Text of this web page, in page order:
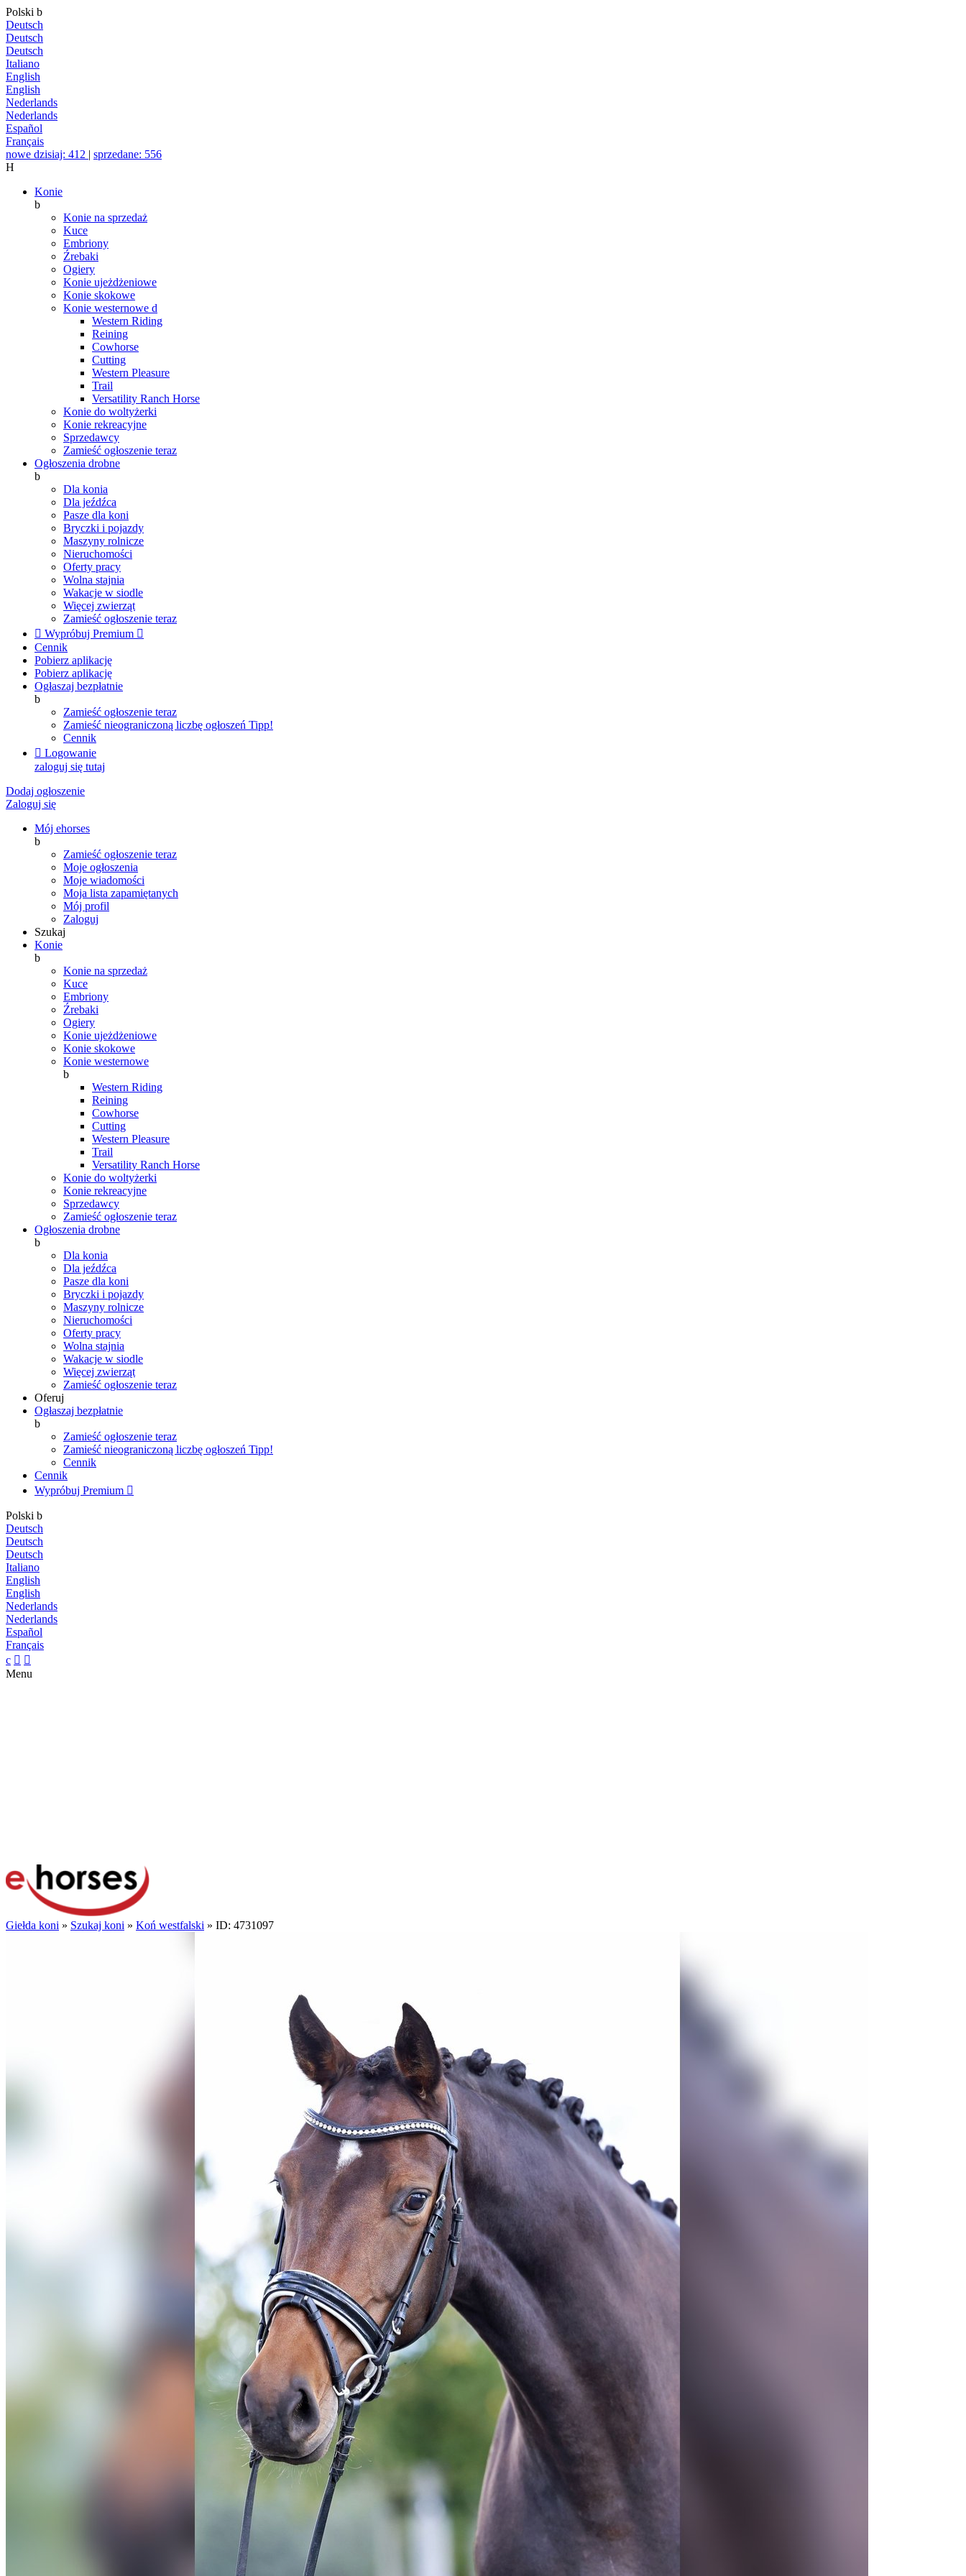
Polski b
Deutsch
Deutsch
Deutsch
Italiano
English
English
Nederlands
Nederlands
Español
Français
nowe dzisiaj: 412 | sprzedane: 556
H
Konie
b
Konie na sprzedaż
Kuce
Embriony
Źrebaki
Ogiery
Konie ujeżdżeniowe
Konie skokowe
Konie westernowe d
Western Riding
Reining
Cowhorse
Cutting
Western Pleasure
Trail
Versatility Ranch Horse
Konie do woltyżerki
Konie rekreacyjne
Sprzedawcy
Zamieść ogłoszenie teraz
Ogłoszenia drobne
b
Dla konia
Dla jeźdźca
Pasze dla koni
Bryczki i pojazdy
Maszyny rolnicze
Nieruchomości
Oferty pracy
Wolna stajnia
Wakacje w siodle
Więcej zwierząt
Zamieść ogłoszenie teraz
 Wypróbuj Premium 
Cennik
Pobierz aplikację
Pobierz aplikację
Ogłaszaj bezpłatnie
b
Zamieść ogłoszenie teraz
Zamieść nieograniczoną liczbę ogłoszeń Tipp!
Cennik
 Logowanie
zaloguj się tutaj
Dodaj ogłoszenie
Zaloguj się
Mój ehorses
b
Zamieść ogłoszenie teraz
Moje ogłoszenia
Moje wiadomości
Moja lista zapamiętanych
Mój profil
Zaloguj
Szukaj
Konie
b
Konie na sprzedaż
Kuce
Embriony
Źrebaki
Ogiery
Konie ujeżdżeniowe
Konie skokowe
Konie westernowe
b
Western Riding
Reining
Cowhorse
Cutting
Western Pleasure
Trail
Versatility Ranch Horse
Konie do woltyżerki
Konie rekreacyjne
Sprzedawcy
Zamieść ogłoszenie teraz
Ogłoszenia drobne
b
Dla konia
Dla jeźdźca
Pasze dla koni
Bryczki i pojazdy
Maszyny rolnicze
Nieruchomości
Oferty pracy
Wolna stajnia
Wakacje w siodle
Więcej zwierząt
Zamieść ogłoszenie teraz
Oferuj
Ogłaszaj bezpłatnie
b
Zamieść ogłoszenie teraz
Zamieść nieograniczoną liczbę ogłoszeń Tipp!
Cennik
Cennik
Wypróbuj Premium 
Polski b
Deutsch
Deutsch
Deutsch
Italiano
English
English
Nederlands
Nederlands
Español
Français
c  
Menu
Giełda koni » Szukaj koni » Koń westfalski » ID: 4731097